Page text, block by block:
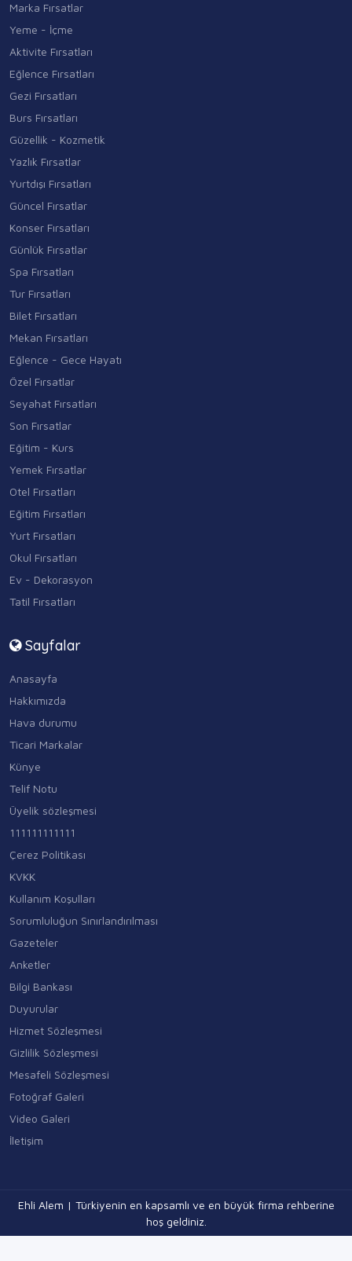
Marka Fırsatlar
Yeme - İçme
Aktivite Fırsatları
Eğlence Fırsatları
Gezi Fırsatları
Burs Fırsatları
Güzellik - Kozmetik
Yazlık Fırsatlar
Yurtdışı Fırsatları
Güncel Fırsatlar
Konser Fırsatları
Günlük Fırsatlar
Spa Fırsatları
Tur Fırsatları
Bilet Fırsatları
Mekan Fırsatları
Eğlence - Gece Hayatı
Özel Fırsatlar
Seyahat Fırsatları
Son Fırsatlar
Eğitim - Kurs
Yemek Fırsatlar
Otel Fırsatları
Eğitim Fırsatları
Yurt Fırsatları
Okul Fırsatları
Ev - Dekorasyon
Tatil Fırsatları
Sayfalar
Anasayfa
Hakkımızda
Hava durumu
Ticari Markalar
Künye
Telif Notu
Üyelik sözleşmesi
111111111111
Çerez Politikası
KVKK
Kullanım Koşulları
Sorumluluğun Sınırlandırılması
Gazeteler
Anketler
Bilgi Bankası
Duyurular
Hizmet Sözleşmesi
Gizlilik Sözleşmesi
Mesafeli Sözleşmesi
Fotoğraf Galeri
Video Galeri
İletişim
Ehli Alem | Türkiyenin en kapsamlı ve en büyük firma rehberine
hoş geldiniz.